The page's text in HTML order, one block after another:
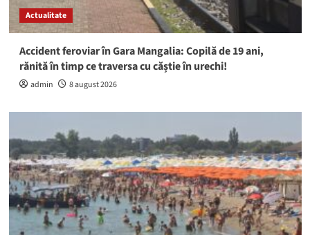
Actualitate
Accident feroviar în Gara Mangalia: Copilă de 19 ani,
rănită în timp ce traversa cu căștie în urechi!
admin 8 august 2026